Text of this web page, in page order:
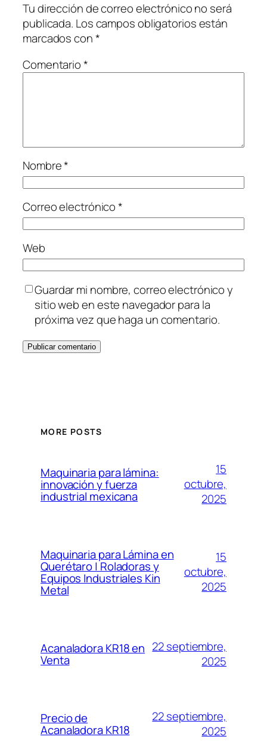
Tu dirección de correo electrónico no será
publicada. Los campos obligatorios están
marcados con*
Comentario*
Nombre*
Correo electrónico*
Web
Guardar mi nombre, correo electrónico y
sitio web en este navegador para la
próxima vez que haga un comentario.
MORE POSTS
Maquinaria para lámina:
innovación y fuerza
industrial mexicana
15
octubre,
2025
Maquinaria para Lámina en
Querétaro | Roladoras y
Equipos Industriales Kin
Metal
15
octubre,
2025
Acanaladora KR18 en
Venta
22 septiembre,
2025
Precio de
Acanaladora KR18
22 septiembre,
2025